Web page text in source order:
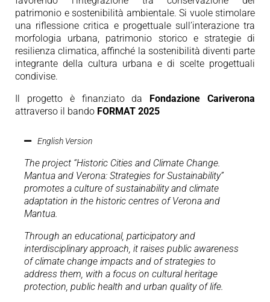
patrimonio e sostenibilità ambientale. Si vuole stimolare
una riflessione critica e progettuale sull’interazione tra
morfologia urbana, patrimonio storico e strategie di
resilienza climatica, affinché la sostenibilità diventi parte
integrante della cultura urbana e di scelte progettuali
condivise.
Il progetto è finanziato da Fondazione Cariverona
attraverso il bando FORMAT 2025
English Version
The project “Historic Cities and Climate Change.
Mantua and Verona: Strategies for Sustainability”
promotes a culture of sustainability and climate
adaptation in the historic centres of Verona and
Mantua.
Through an educational, participatory and
interdisciplinary approach, it raises public awareness
of climate change impacts and of strategies to
address them, with a focus on cultural heritage
protection, public health and urban quality of life.